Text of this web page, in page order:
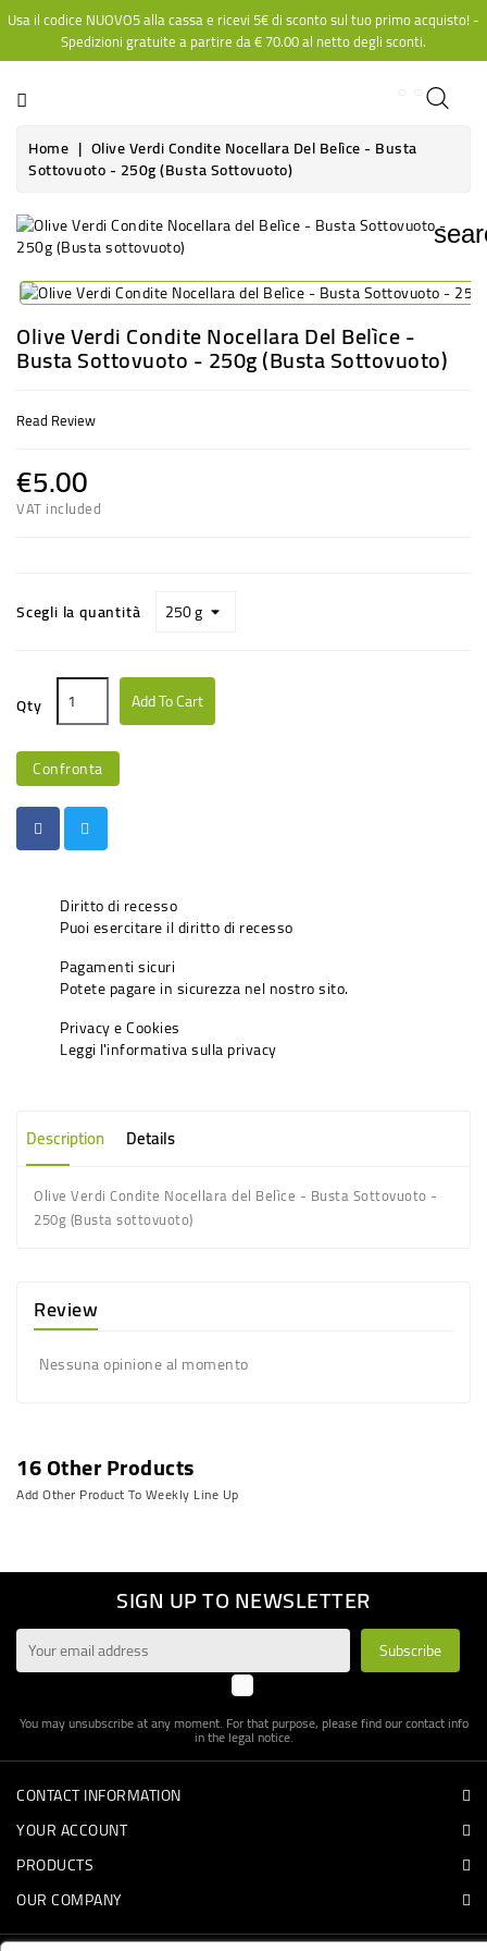
Usa il codice NUOVO5 alla cassa e ricevi 5€ di sconto sul tuo primo acquisto! -
Spedizioni gratuite a partire da€ 70.00al netto degli sconti.
CATEGORY
Home Olive Verdi Condite Nocellara Del Belìce - Busta
Sottovuoto - 250g (Busta Sottovuoto)
Olive Verdi Condite Nocellara Del Belìce -
Busta Sottovuoto - 250g (Busta Sottovuoto)
Read Review
€5.00
VAT included
Scegli la quantità
Qty Add To Cart
Confronta
Diritto di recesso
Puoi esercitare il diritto di recesso
Pagamenti sicuri
Potete pagare in sicurezza nel nostro sito.
Privacy e Cookies
Leggi l'informativa sulla privacy
Description Details
Olive Verdi Condite Nocellara del Belìce - Busta Sottovuoto -
250g (Busta sottovuoto)
Review
Nessuna opinione al momento
16 Other Products
Add Other Product To Weekly Line Up
SIGN UP TO NEWSLETTER
You may unsubscribe at any moment. For that purpose, please find our contact info
in the legal notice.
CONTACT INFORMATION
YOUR ACCOUNT
PRODUCTS
OUR COMPANY